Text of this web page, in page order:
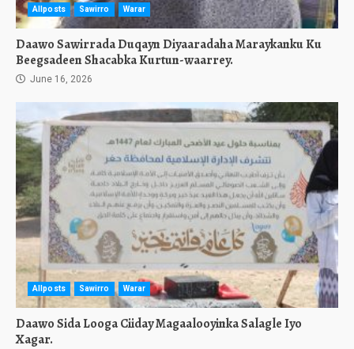
Allposts Sawirro Warar
Daawo Sawirrada Duqayn Diyaaradaha Maraykanku Ku
Beegsadeen Shacabka Kurtun-waarrey.
June 16, 2026
Allposts Sawirro Warar
Daawo Sida Looga Ciiday Magaalooyinka Salagle Iyo
Xagar.